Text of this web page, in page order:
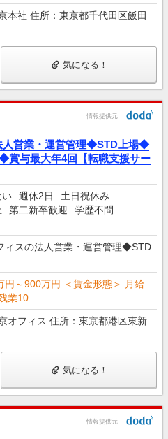
本社 住所：東京都千代田区飯田
気になる！
情報提供元
人営業・運営管理◆STD上場◆
与最大年4回【転職支援サー
い 週休2日
土日祝休み
第二新卒歓迎
学歴不問
ィスの法人営業・運営管理◆STD
円～900万円 ＜賃金形態＞ 月給
業10...
オフィス 住所：東京都港区東新
気になる！
情報提供元